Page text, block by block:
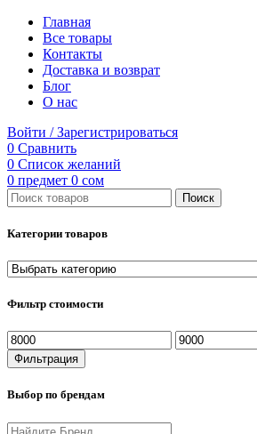
Главная
Все товары
Контакты
Доставка и возврат
Блог
О нас
Войти / Зарегистрироваться
0 Сравнить
0 Список желаний
0 предмет 0 сом
Поиск
Категории товаров
Фильтр стоимости
Минимальная
цена
Максимальная
цена
Фильтрация
Выбор по брендам